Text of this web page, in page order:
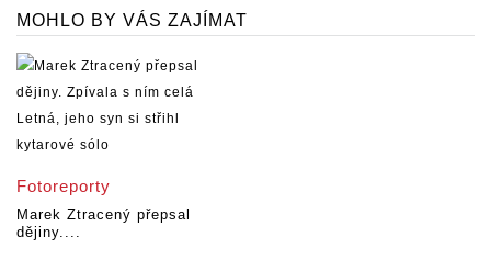
MOHLO BY VÁS ZAJÍMAT
Fotoreporty
Marek Ztracený přepsal
dějiny....